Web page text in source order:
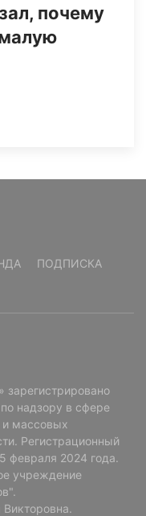
почему
малую
ПОДПИСКА
зарегистрировано
надзору в сфере
и массовых
Регистрационный
февраля 2024 года.
учреждение